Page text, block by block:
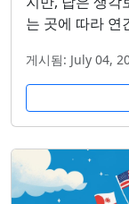
는 곳에 따라 연
게시됨: July 04,